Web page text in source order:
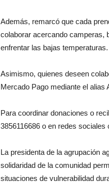
Además, remarcó que cada
colaborar acercando camperas,
enfrentar las bajas temperaturas.
Asimismo, quienes deseen
Mercado Pago mediante el alias
Para coordinar donaciones o
3856116686 o en redes
La presidenta de la agrupación
solidaridad de la comunidad
situaciones de vulnerabilidad